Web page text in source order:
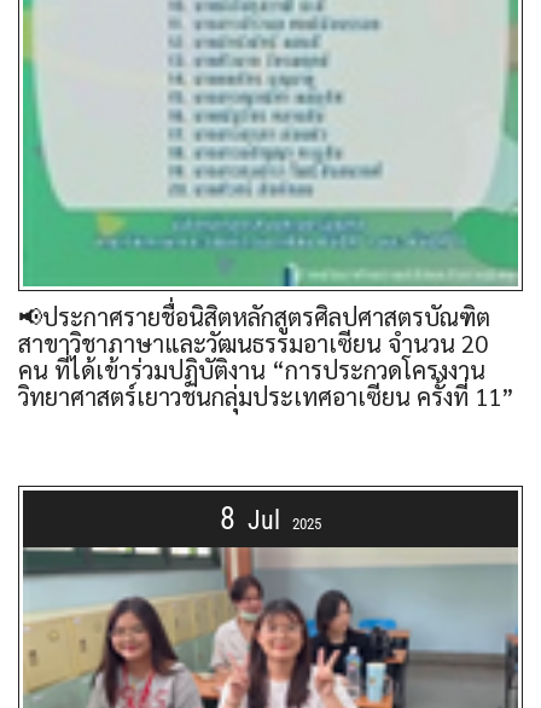
📢ประกาศรายชื่อนิสิตหลักสูตรศิลปศาสตรบัณฑิต
สาขาวิชาภาษาและวัฒนธรรมอาเซียน จำนวน 20
คน ที่ได้เข้าร่วมปฏิบัติงาน “การประกวดโครงงาน
วิทยาศาสตร์เยาวชนกลุ่มประเทศอาเซียน ครั้งที่ 11”
8 Jul 2025